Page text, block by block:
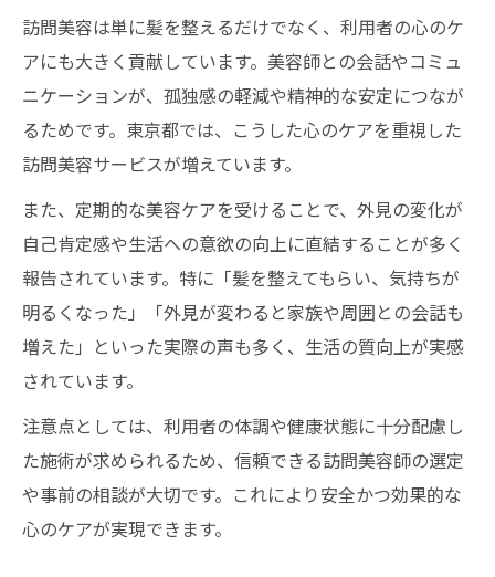
訪問美容は単に髪を整えるだけでなく、利用者の心のケ
アにも大きく貢献しています。美容師との会話やコミュ
ニケーションが、孤独感の軽減や精神的な安定につなが
るためです。東京都では、こうした心のケアを重視した
訪問美容サービスが増えています。
また、定期的な美容ケアを受けることで、外見の変化が
自己肯定感や生活への意欲の向上に直結することが多く
報告されています。特に「髪を整えてもらい、気持ちが
明るくなった」「外見が変わると家族や周囲との会話も
増えた」といった実際の声も多く、生活の質向上が実感
されています。
注意点としては、利用者の体調や健康状態に十分配慮し
た施術が求められるため、信頼できる訪問美容師の選定
や事前の相談が大切です。これにより安全かつ効果的な
心のケアが実現できます。